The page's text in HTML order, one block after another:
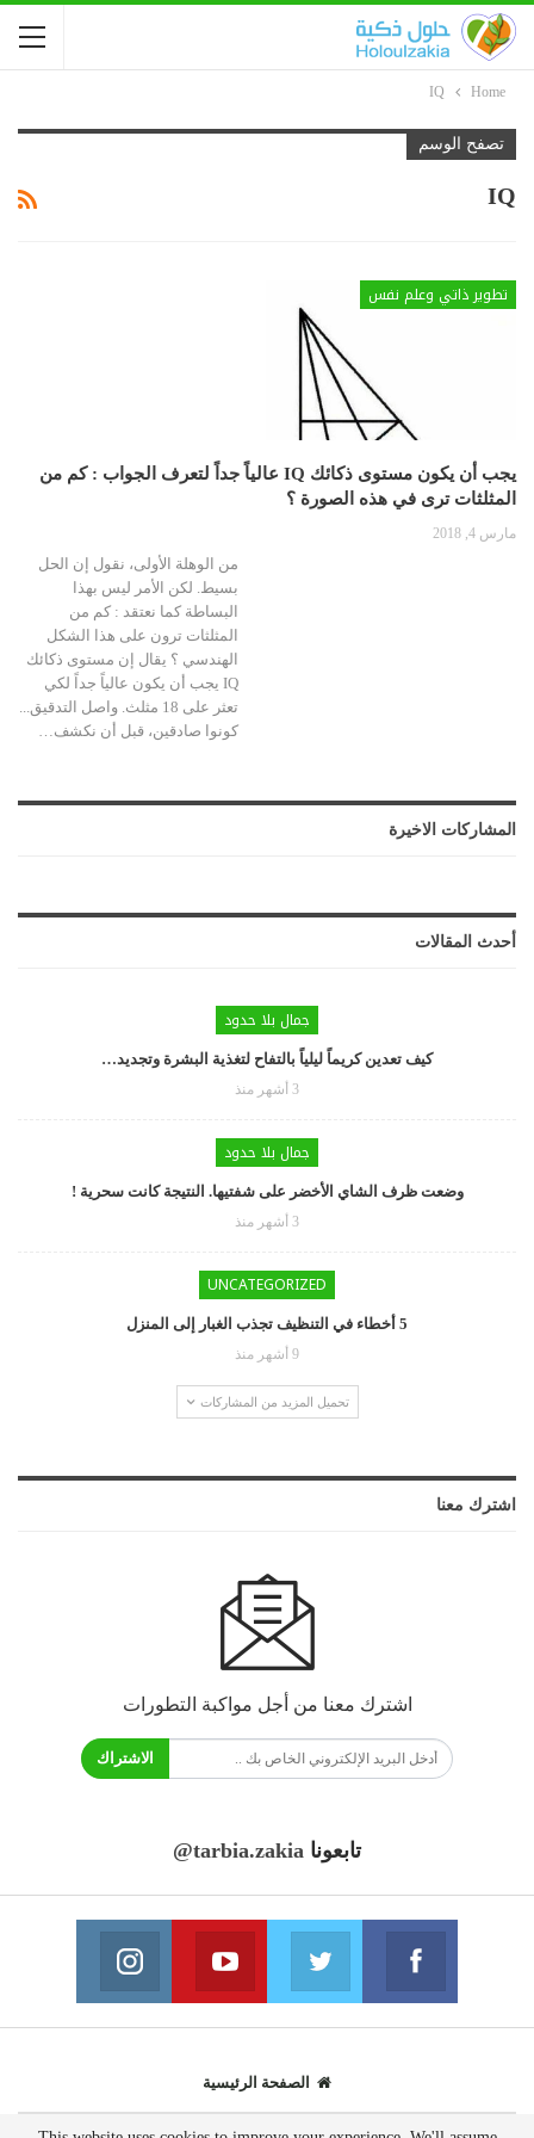
Home
IQ
تصفح الوسم
IQ
تطوير ذاتي وعلم نفس
يجب أن يكون مستوى ذكائك IQ عالياً جداً لتعرف الجواب : كم من
المثلثات ترى في هذه الصورة ؟
مارس 4, 2018
من الوهلة الأولى، نقول إن الحل
بسيط. لكن الأمر ليس بهذا
البساطة كما نعتقد : كم من
المثلثات ترون على هذا الشكل
الهندسي ؟ يقال إن مستوى ذكائك
IQ يجب أن يكون عالياً جداً لكي
تعثر على 18 مثلث. واصل التدقيق...
كونوا صادقين، قبل أن نكشف…
المشاركات الاخيرة
أحدث المقالات
جمال بلا حدود
كيف تعدين كريماً ليلياً بالتفاح لتغذية البشرة وتجديد…
3 أشهر منذ
جمال بلا حدود
وضعت ظرف الشاي الأخضر على شفتيها. النتيجة كانت سحرية !
3 أشهر منذ
UNCATEGORIZED
5 أخطاء في التنظيف تجذب الغبار إلى المنزل
9 أشهر منذ
تحميل المزيد من المشاركات
اشترك معنا
اشترك معنا من أجل مواكبة التطورات
الاشتراك
تابعونا @tarbia.zakia
فايسبوك
انضم الينا انضم الينا
يوتيوب
انضم الينا
الصفحة الرئيسية